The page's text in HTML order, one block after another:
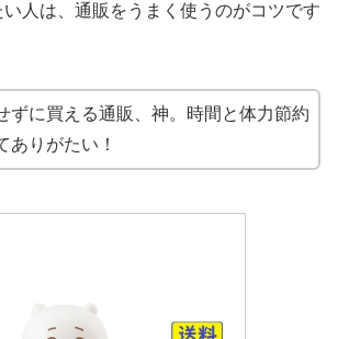
人は、通販をうまく使うのがコツです
ずに買える通販、神。時間と体力節約
ありがたい！